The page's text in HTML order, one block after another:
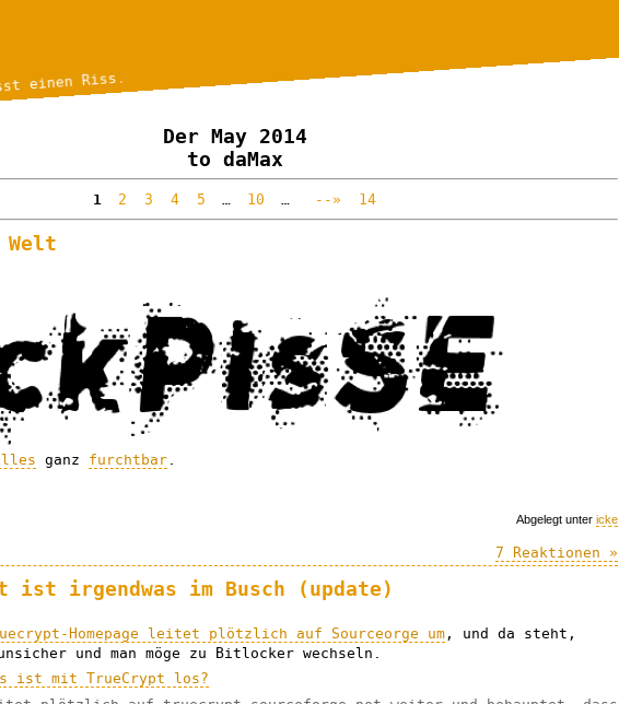
einen Riss.
Der May 2014
to daMax
1 2 3 4 5 10 --» 14
ganz furchtbar
Abgelegt unter icke
7 Reaktionen »
ist irgendwas im Busch (update)
Homepage leitet plötzlich auf Sourceorge um , und da steht,
und man möge zu Bitlocker wechseln.
ist mit TrueCrypt los?